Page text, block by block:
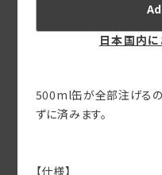
日本国内
500ml缶が全部注げる
ずに済みます。
【仕様】